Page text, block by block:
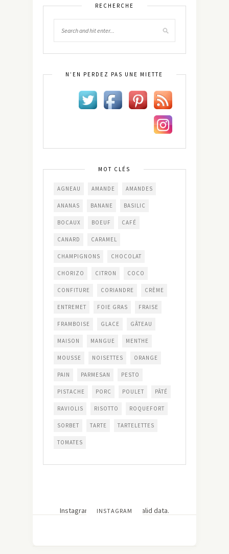
RECHERCHE
N’EN PERDEZ PAS UNE MIETTE
MOT CLÉS
AGNEAU AMANDE AMANDES
ANANAS BANANE BASILIC
BOCAUX BOEUF CAFÉ
CANARD CARAMEL
CHAMPIGNONS CHOCOLAT
CHORIZO CITRON COCO
CONFITURE CORIANDRE CRÈME
ENTREMET FOIE GRAS FRAISE
FRAMBOISE GLACE GÂTEAU
MAISON MANGUE MENTHE
MOUSSE NOISETTES ORANGE
PAIN PARMESAN PESTO
PISTACHE PORC POULET PÂTÉ
RAVIOLIS RISOTTO ROQUEFORT
SORBET TARTE TARTELETTES
TOMATES
INSTAGRAM
Instagram has returned invalid data.